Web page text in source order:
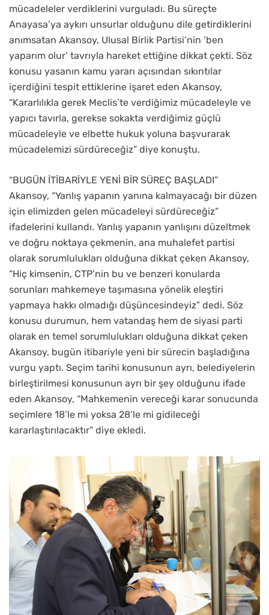
mücadeleler verdiklerini vurguladı. Bu süreçte
Anayasa’ya aykırı unsurlar olduğunu dile getirdiklerini
anımsatan Akansoy, Ulusal Birlik Partisi’nin ‘ben
yaparım olur’ tavrıyla hareket ettiğine dikkat çekti. Söz
konusu yasanın kamu yararı açısından sıkıntılar
içerdiğini tespit ettiklerine işaret eden Akansoy,
“Kararlılıkla gerek Meclis’te verdiğimiz mücadeleyle ve
yapıcı tavırla, gerekse sokakta verdiğimiz güçlü
mücadeleyle ve elbette hukuk yoluna başvurarak
mücadelemizi sürdüreceğiz” diye konuştu.
“BUGÜN İTİBARİYLE YENİ BİR SÜREÇ BAŞLADI”
Akansoy, “Yanlış yapanın yanına kalmayacağı bir düzen
için elimizden gelen mücadeleyi sürdüreceğiz”
ifadelerini kullandı. Yanlış yapanın yanlışını düzeltmek
ve doğru noktaya çekmenin, ana muhalefet partisi
olarak sorumlulukları olduğuna dikkat çeken Akansoy,
“Hiç kimsenin, CTP’nin bu ve benzeri konularda
sorunları mahkemeye taşımasına yönelik eleştiri
yapmaya hakkı olmadığı düşüncesindeyiz” dedi. Söz
konusu durumun, hem vatandaş hem de siyasi parti
olarak en temel sorumlulukları olduğuna dikkat çeken
Akansoy, bugün itibariyle yeni bir sürecin başladığına
vurgu yaptı. Seçim tarihi konusunun ayrı, belediyelerin
birleştirilmesi konusunun ayrı bir şey olduğunu ifade
eden Akansoy, “Mahkemenin vereceği karar sonucunda
seçimlere 18’le mi yoksa 28’le mi gidileceği
kararlaştırılacaktır” diye ekledi.